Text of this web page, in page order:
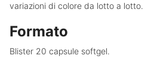
variazioni di colore da lotto a lotto.
Formato
Blister 20 capsule softgel.